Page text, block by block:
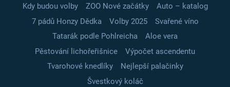
Kdy budou volby
ZOO Nové začátky
Auto – katalog
7 pádů Honzy Dědka
Volby 2025
Svařené víno
Tatarák podle Pohlreicha
Aloe vera
Pěstování lichořeřišnice
Výpočet ascendentu
Tvarohové knedlíky
Nejlepší palačinky
Švestkový koláč